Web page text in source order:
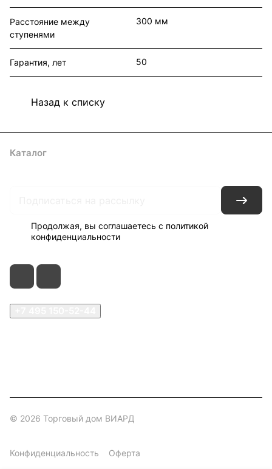
Расстояние между
ступенями
300 мм
Гарантия, лет 50
Назад к списку
Каталог
Продолжая, вы соглашаетесь с политикой
конфиденциальности
© 2026 Торговый дом ВИАРД
Конфиденциальность Оферта